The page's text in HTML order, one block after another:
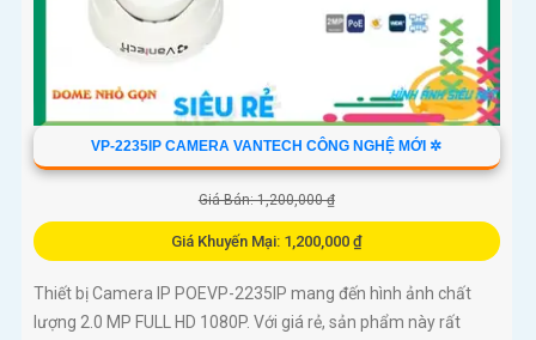
VP-2235IP CAMERA VANTECH CÔNG NGHỆ MỚI ✲
Giá Bán: 1,200,000 ₫
Giá Khuyến Mại: 1,200,000 ₫
Thiết bị Camera IP POEVP-2235IP mang đến hình ảnh chất
lượng 2.0 MP FULL HD 1080P. Với giá rẻ, sản phẩm này rất